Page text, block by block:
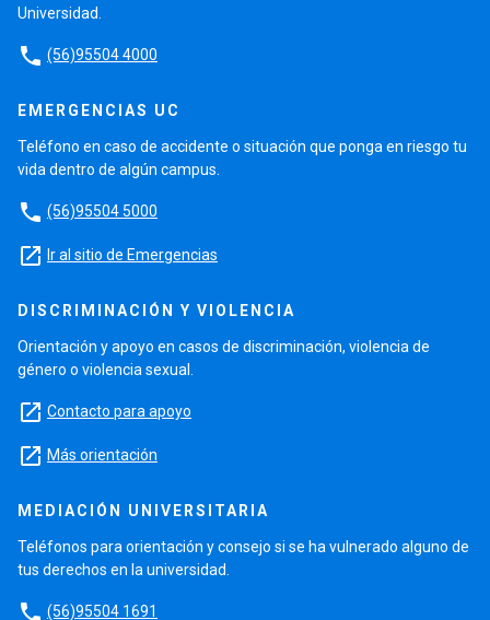
Universidad.
phone (56)95504 4000
EMERGENCIAS UC
Teléfono en caso de accidente o situación que ponga en riesgo tu
vida dentro de algún campus.
phone (56)95504 5000
launch Ir al sitio de Emergencias
DISCRIMINACIÓN Y VIOLENCIA
Orientación y apoyo en casos de discriminación, violencia de
género o violencia sexual.
launch Contacto para apoyo
launch Más orientación
MEDIACIÓN UNIVERSITARIA
Teléfonos para orientación y consejo si se ha vulnerado alguno de
tus derechos en la universidad.
phone (56)95504 1691